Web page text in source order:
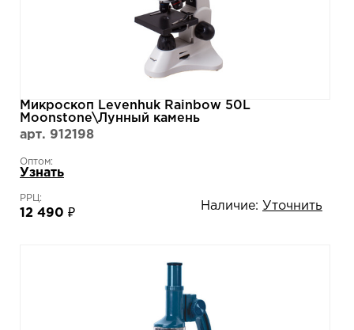
Микроскоп Levenhuk Rainbow 50L
Moonstone\Лунный камень
арт. 912198
Оптом:
Узнать
РРЦ:
12 490 ₽
Наличие: Уточнить